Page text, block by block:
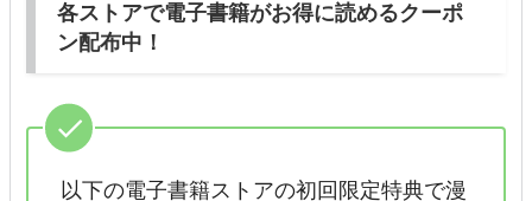
各ストアで電子書籍がお得に読めるクーポ
ン配布中！
以下の電子書籍ストアの初回限定特典で漫